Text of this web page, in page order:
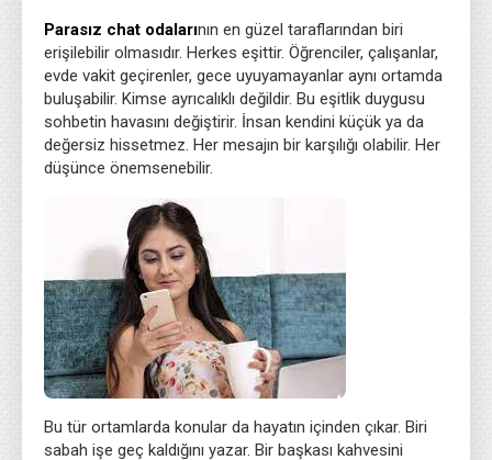
Parasız chat odalarının en güzel taraflarından biri
erişilebilir olmasıdır. Herkes eşittir. Öğrenciler, çalışanlar,
evde vakit geçirenler, gece uyuyamayanlar aynı ortamda
buluşabilir. Kimse ayrıcalıklı değildir. Bu eşitlik duygusu
sohbetin havasını değiştirir. İnsan kendini küçük ya da
değersiz hissetmez. Her mesajın bir karşılığı olabilir. Her
düşünce önemsenebilir.
Bu tür ortamlarda konular da hayatın içinden çıkar. Biri
sabah işe geç kaldığını yazar. Bir başkası kahvesini